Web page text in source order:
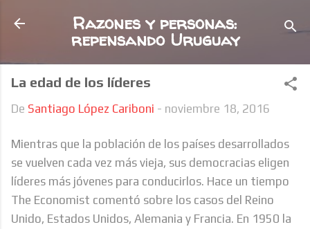
Ir al contenido principal
Razones y personas:
repensando Uruguay
La edad de los líderes
De Santiago López Cariboni - noviembre 18, 2016
Mientras que la población de los países desarrollados
se vuelven cada vez más vieja, sus democracias eligen
líderes más jóvenes para conducirlos. Hace un tiempo
The Economist comentó sobre los casos del Reino
Unido, Estados Unidos, Alemania y Francia. En 1950 la